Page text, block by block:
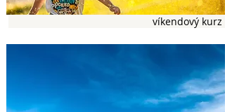
víkendový kurz